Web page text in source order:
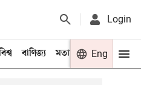
Login
বাণিজ্য মতামত খেলা
Eng